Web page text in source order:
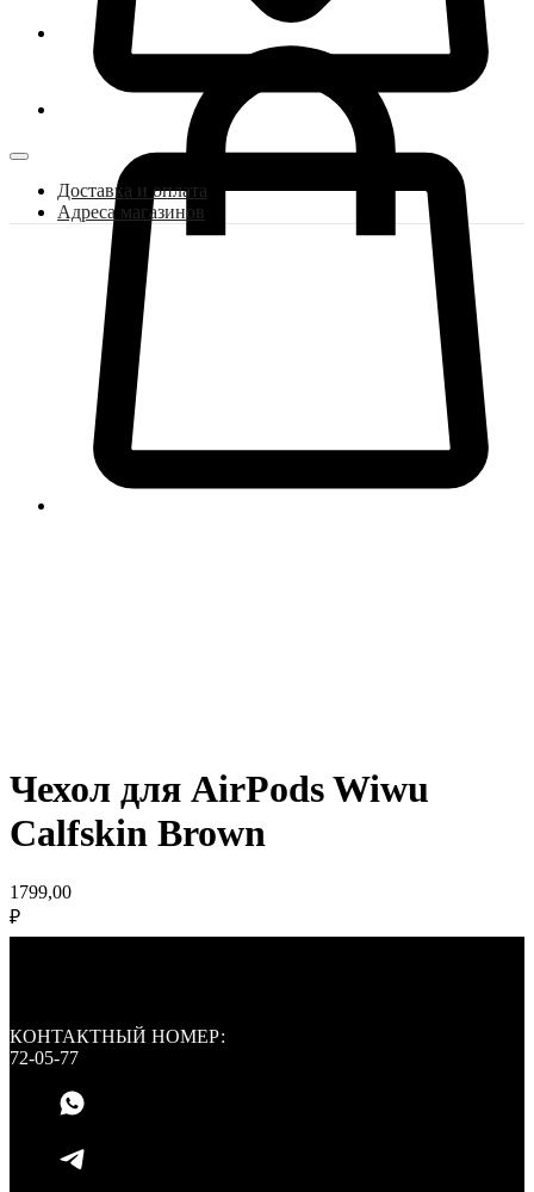
Доставка и оплата
Адреса магазинов
Чехол для AirPods Wiwu
Calfskin Brown
1799,00
₽
КОНТАКТНЫЙ НОМЕР:
72-05-77